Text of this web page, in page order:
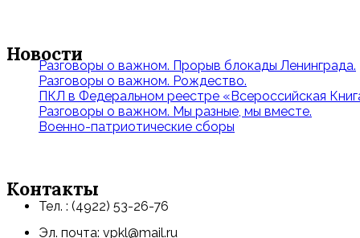
Новости
Разговоры о важном. Прорыв блокады Ленинграда.
Разговоры о важном. Рождество.
ПКЛ в Федеральном реестре «Всероссийская
Разговоры о важном. Мы разные, мы вместе.
Военно-патриотические сборы
Контакты
Тел. : (4922) 53-26-76
Эл. почта: vpkl@mail.ru